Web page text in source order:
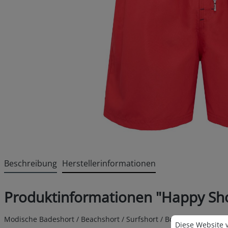
Beschreibung Herstellerinformationen
Produktinformationen "Happy
Modische Badeshort / Beachshort / Surfshort / Boardshort von
Cookie-
Diese Website
Diese Website